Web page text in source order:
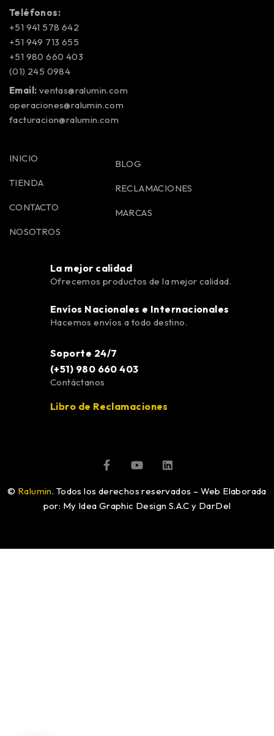
Teléfonos:
+51 941 578 642
+51 949 713 655
+51 980 660 403
(01) 245 0984
Email: ventas@ralumin.com
operaciones@ralumin.com
facturacion@ralumin.com
INICIO
TIENDA
CONTACTO
NOSOTROS
BLOG
RECLAMACIONES
MARCAS
La mejor calidad
Ofrecemos productos de la mejor calidad.
Envíos Nacionales e Internacionales
Hacemos envíos a todo destino.
Soporte 24/7
(+51) 980 660 403
Contáctanos
Libro de Reclamaciones
© Ralumin. Todos los derechos reservados – Web Elaborada
por: My Idea Graphic Design S.A.C y DarDel